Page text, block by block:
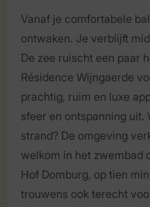
Vanaf je comfortabele
ontwaken. Je verblijft
De zee ruischt een paar
Résidence Wijngaerde
prachtig, ruim en luxe
sfeer en ontspanning uit.
strand? De omgeving
welkom in het zwembad
Hof Domburg, op tien
trouwens ook terecht